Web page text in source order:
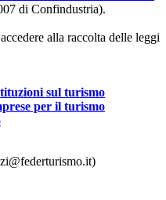
di Confindustria).
alla raccolta delle leggi
sul turismo
per il turismo